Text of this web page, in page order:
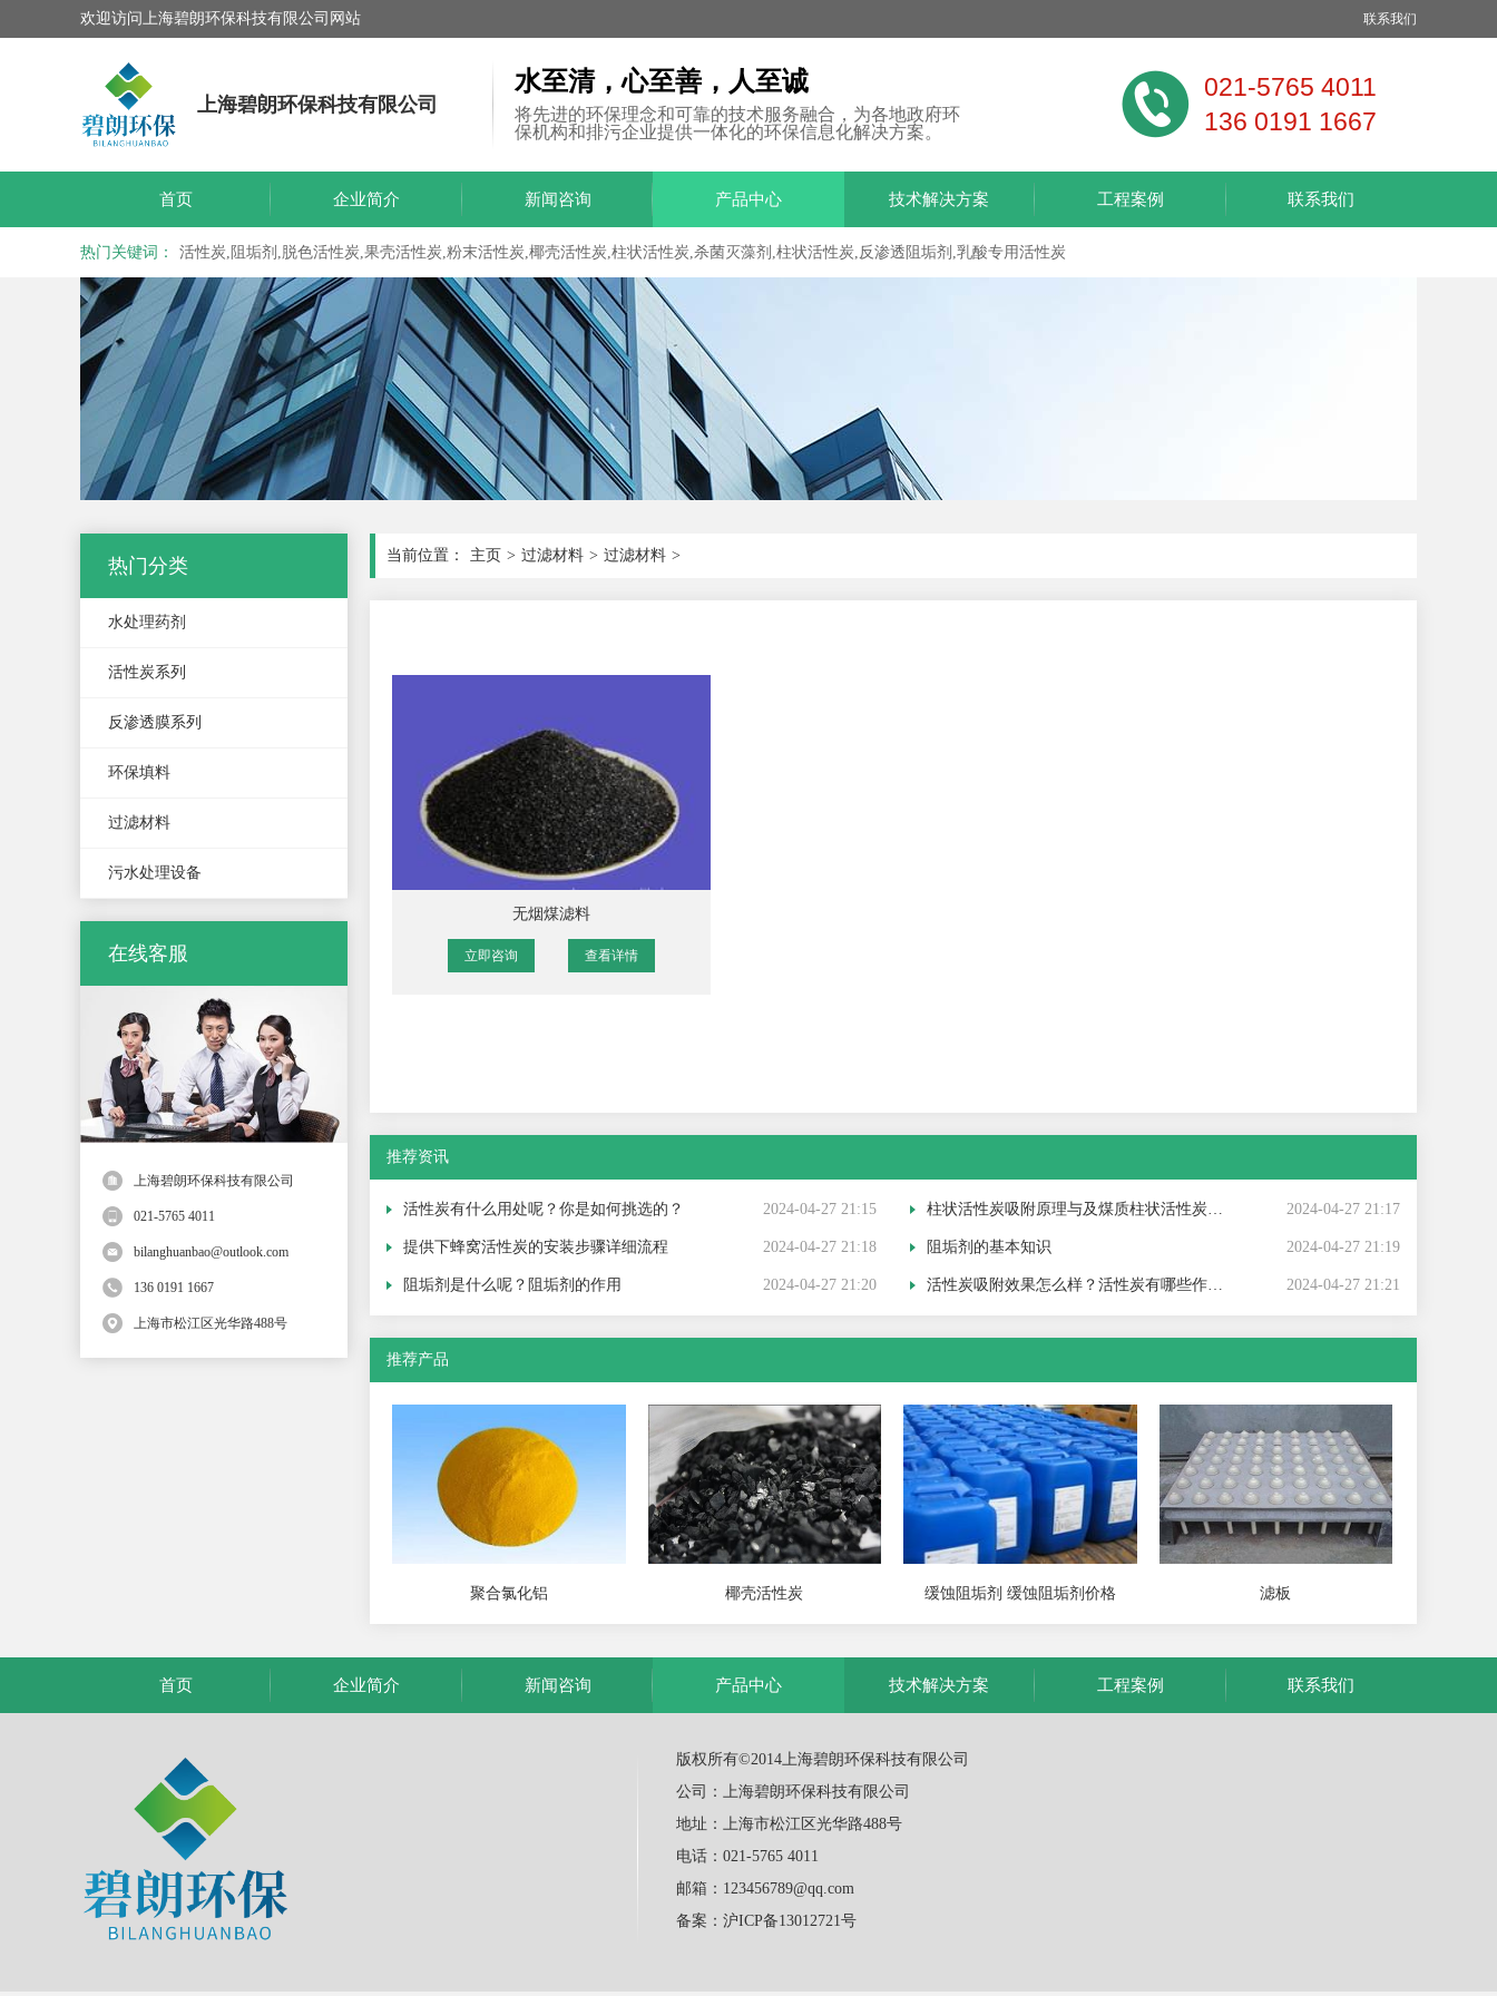
欢迎访问上海碧朗环保科技有限公司网站 联系我们
上海碧朗环保科技有限公司
水至清，心至善，人至诚
将先进的环保理念和可靠的技术服务融合，为各地政府环
保机构和排污企业提供一体化的环保信息化解决方案。
021-5765 4011
136 0191 1667
首页 企业简介 新闻咨询 产品中心 技术解决方案 工程案例 联系我们
热门关键词： 活性炭,阻垢剂,脱色活性炭,果壳活性炭,粉末活性炭,椰壳活性炭,柱状活性炭,杀菌灭藻剂,柱状活性炭,反渗透阻垢剂,乳酸专用活性炭
热门分类
水处理药剂
活性炭系列
反渗透膜系列
环保填料
过滤材料
污水处理设备
在线客服
上海碧朗环保科技有限公司
021-5765 4011
bilanghuanbao@outlook.com
136 0191 1667
上海市松江区光华路488号
当前位置： 主页 > 过滤材料 > 过滤材料 >
无烟煤滤料
立即咨询 查看详情
推荐资讯
活性炭有什么用处呢？你是如何挑选的？ 2024-04-27 21:15 柱状活性炭吸附原理与及煤质柱状活性炭对粘合剂的标准 2024-04-27 21:17
提供下蜂窝活性炭的安装步骤详细流程 2024-04-27 21:18 阻垢剂的基本知识 2024-04-27 21:19
阻垢剂是什么呢？阻垢剂的作用 2024-04-27 21:20 活性炭吸附效果怎么样？活性炭有哪些作用？ 2024-04-27 21:21
推荐产品
聚合氯化铝 椰壳活性炭 缓蚀阻垢剂 缓蚀阻垢剂价格 滤板
首页 企业简介 新闻咨询 产品中心 技术解决方案 工程案例 联系我们
版权所有©2014上海碧朗环保科技有限公司
公司：上海碧朗环保科技有限公司
地址：上海市松江区光华路488号
电话：021-5765 4011
邮箱：123456789@qq.com
备案： 沪ICP备13012721号